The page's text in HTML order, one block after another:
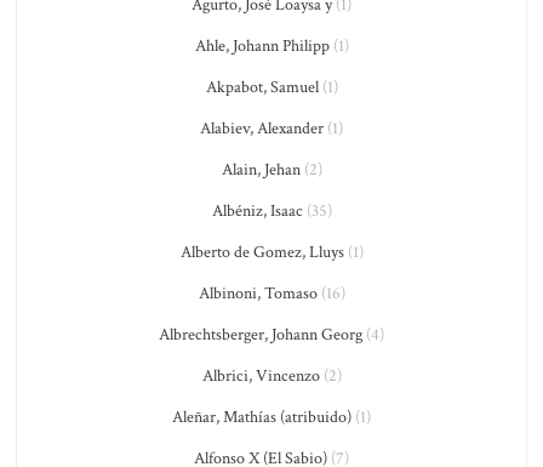
Agurto, José Loaysa y(1)
Ahle, Johann Philipp(1)
Akpabot, Samuel(1)
Alabiev, Alexander (1)
Alain, Jehan(2)
Albéniz, Isaac (35)
Alberto de Gomez, Lluys(1)
Albinoni, Tomaso(16)
Albrechtsberger, Johann Georg (4)
Albrici, Vincenzo(2)
Aleñar, Mathías (atribuido) (1)
Alfonso X (El Sabio) (7)